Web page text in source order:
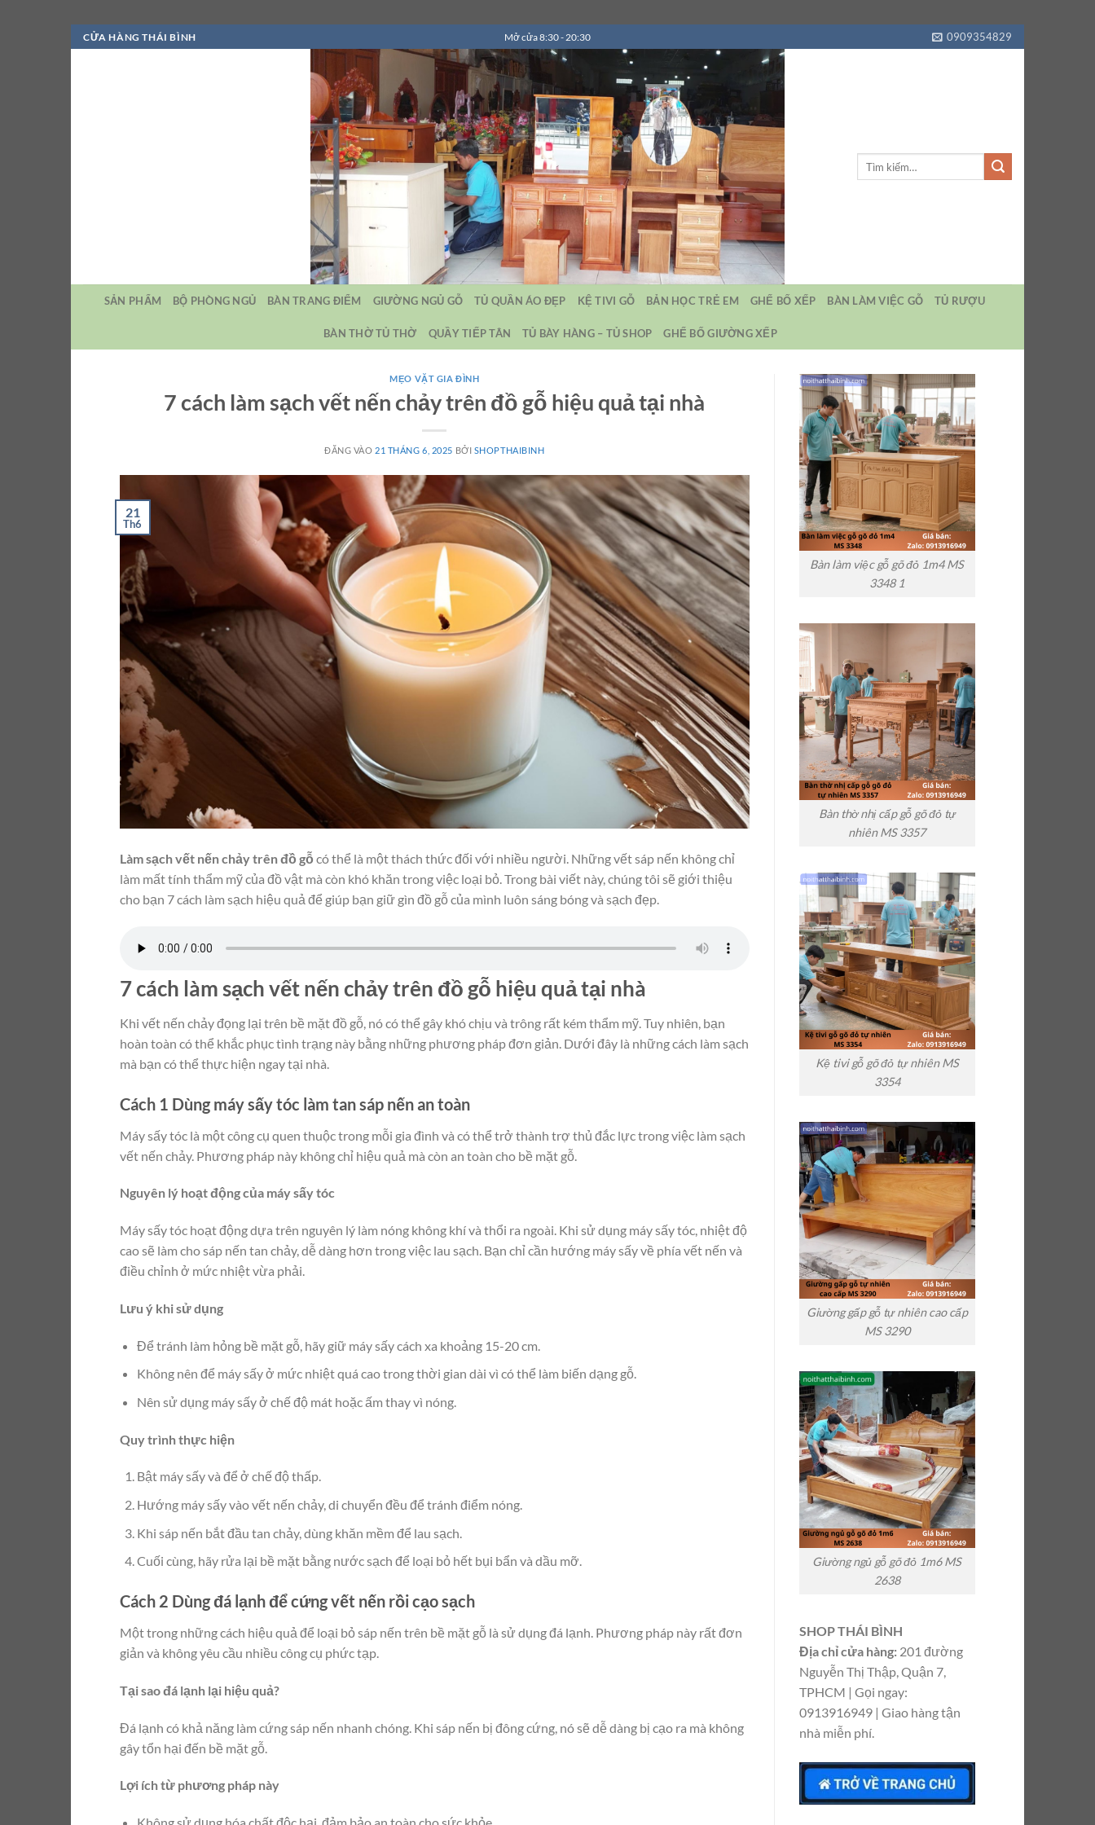
Bỏ
qua
CỬA HÀNG THÁI BÌNH Mở cửa 8:30 - 20:30 0909354829
SẢN PHẨM BỘ PHÒNG NGỦ BÀN TRANG ĐIỂM GIƯỜNG NGỦ GỖ TỦ QUẦN ÁO ĐẸP KỆ TIVI GỖ BẢN HỌC TRẺ EM GHẾ BỐ XẾP BÀN LÀM VIỆC GỖ TỦ RƯỢU
BÀN THỜ TỦ THỜ QUẦY TIẾP TÂN TỦ BÀY HÀNG – TỦ SHOP GHẾ BỐ GIƯỜNG XẾP
MẸO VẶT GIA ĐÌNH
7 cách làm sạch vết nến chảy trên đồ gỗ hiệu quả tại nhà
ĐĂNG VÀO 21 THÁNG 6, 2025 BỞI SHOPTHAIBINH
21
Th6
Làm sạch vết nến chảy trên đồ gỗ có thể là một thách thức đối với nhiều người. Những vết sáp nến không chỉ
làm mất tính thẩm mỹ của đồ vật mà còn khó khăn trong việc loại bỏ. Trong bài viết này, chúng tôi sẽ giới thiệu
cho bạn 7 cách làm sạch hiệu quả để giúp bạn giữ gìn đồ gỗ của mình luôn sáng bóng và sạch đẹp.
7 cách làm sạch vết nến chảy trên đồ gỗ hiệu quả tại nhà
Khi vết nến chảy đọng lại trên bề mặt đồ gỗ, nó có thể gây khó chịu và trông rất kém thẩm mỹ. Tuy nhiên, bạn
hoàn toàn có thể khắc phục tình trạng này bằng những phương pháp đơn giản. Dưới đây là những cách làm sạch
mà bạn có thể thực hiện ngay tại nhà.
Cách 1 Dùng máy sấy tóc làm tan sáp nến an toàn
Máy sấy tóc là một công cụ quen thuộc trong mỗi gia đình và có thể trở thành trợ thủ đắc lực trong việc làm sạch
vết nến chảy. Phương pháp này không chỉ hiệu quả mà còn an toàn cho bề mặt gỗ.
Nguyên lý hoạt động của máy sấy tóc
Máy sấy tóc hoạt động dựa trên nguyên lý làm nóng không khí và thổi ra ngoài. Khi sử dụng máy sấy tóc, nhiệt độ
cao sẽ làm cho sáp nến tan chảy, dễ dàng hơn trong việc lau sạch. Bạn chỉ cần hướng máy sấy về phía vết nến và
điều chỉnh ở mức nhiệt vừa phải.
Lưu ý khi sử dụng
Để tránh làm hỏng bề mặt gỗ, hãy giữ máy sấy cách xa khoảng 15-20 cm.
Không nên để máy sấy ở mức nhiệt quá cao trong thời gian dài vì có thể làm biến dạng gỗ.
Nên sử dụng máy sấy ở chế độ mát hoặc ấm thay vì nóng.
Quy trình thực hiện
Bật máy sấy và để ở chế độ thấp.
Hướng máy sấy vào vết nến chảy, di chuyển đều để tránh điểm nóng.
Khi sáp nến bắt đầu tan chảy, dùng khăn mềm để lau sạch.
Cuối cùng, hãy rửa lại bề mặt bằng nước sạch để loại bỏ hết bụi bẩn và dầu mỡ.
Cách 2 Dùng đá lạnh để cứng vết nến rồi cạo sạch
Một trong những cách hiệu quả để loại bỏ sáp nến trên bề mặt gỗ là sử dụng đá lạnh. Phương pháp này rất đơn
giản và không yêu cầu nhiều công cụ phức tạp.
Tại sao đá lạnh lại hiệu quả?
Đá lạnh có khả năng làm cứng sáp nến nhanh chóng. Khi sáp nến bị đông cứng, nó sẽ dễ dàng bị cạo ra mà không
gây tổn hại đến bề mặt gỗ.
Lợi ích từ phương pháp này
Bàn làm việc gỗ gõ đỏ 1m4 MS
3348 1
Bàn thờ nhị cấp gỗ gõ đỏ tự
nhiên MS 3357
Kệ tivi gỗ gõ đỏ tự nhiên MS
3354
Giường gấp gỗ tự nhiên cao cấp
MS 3290
Giường ngủ gỗ gõ đỏ 1m6 MS
2638
SHOP THÁI BÌNH
Địa chỉ cửa hàng:201 đường
Nguyễn Thị Thập, Quận 7,
TPHCM | Gọi ngay:
0913916949 | Giao hàng tận
nhà miễn phí.